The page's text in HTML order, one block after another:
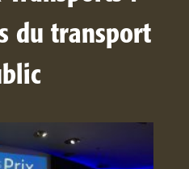
du transport